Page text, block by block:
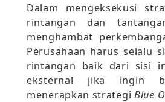
Dalam mengeksekusi
rintangan dan
menghambat
Perusahaan harus selalu
rintangan baik dari sisi
eksternal jika ingin
menerapkan strategi Blue